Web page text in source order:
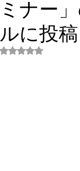
ミナー
ルに投
5つ星のうちNaN